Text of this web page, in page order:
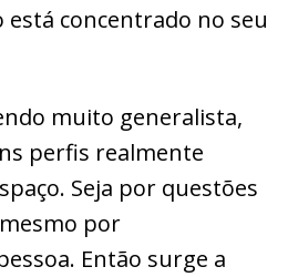
está concentrado no seu
muito generalista,
perfis realmente
Seja por questões
por
Então surge a